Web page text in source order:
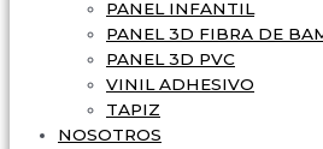
PANEL INFANTIL
PANEL 3D FIBRA DE
PANEL 3D PVC
VINIL ADHESIVO
TAPIZ
NOSOTROS